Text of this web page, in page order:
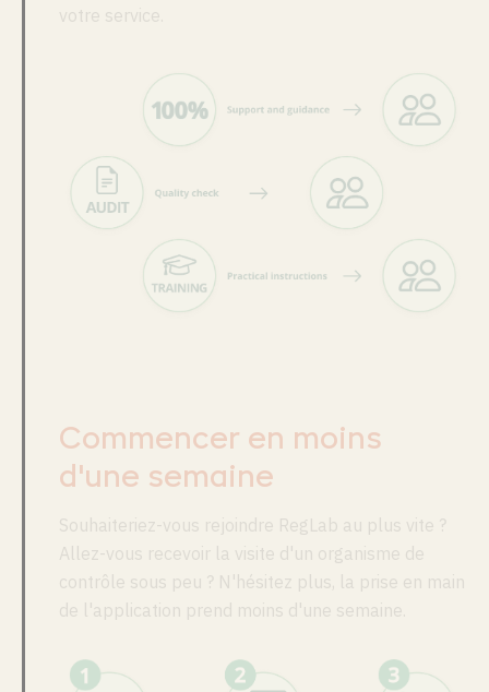
votre service.
Commencer en moins
d'une semaine
Souhaiteriez-vous rejoindre RegLab au plus vite ?
Allez-vous recevoir la visite d'un organisme de
contrôle sous peu ? N'hésitez plus, la prise en main
de l'application prend moins d'une semaine.